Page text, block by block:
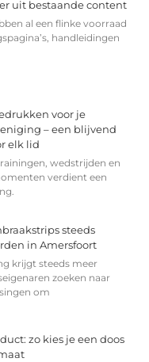
uit bestaande content
al een flinke voorraad
handleidingen
voor je
– een blijvend
elk lid
wedstrijden en
verdient een
steeds
in Amersfoort
krijgt steeds meer
zoeken naar
om
zo kies je een doos